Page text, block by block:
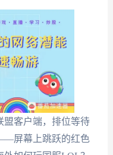
盟客户端，排位等待
屏幕上跳跃的红色